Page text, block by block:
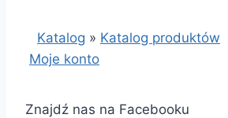
Katalog » Katalog produktów
Moje konto
Znajdź nas na Facebooku